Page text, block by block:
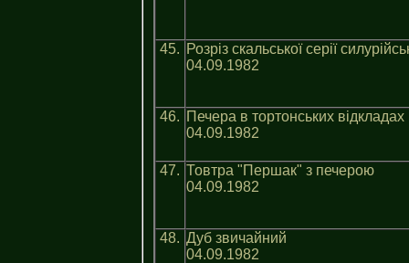
45. Розріз скальської серії
04.09.1982
46. Печера в тортонських відкладах
04.09.1982
47. Товтра "Першак" з печерою
04.09.1982
48. Дуб звичайний
04.09.1982